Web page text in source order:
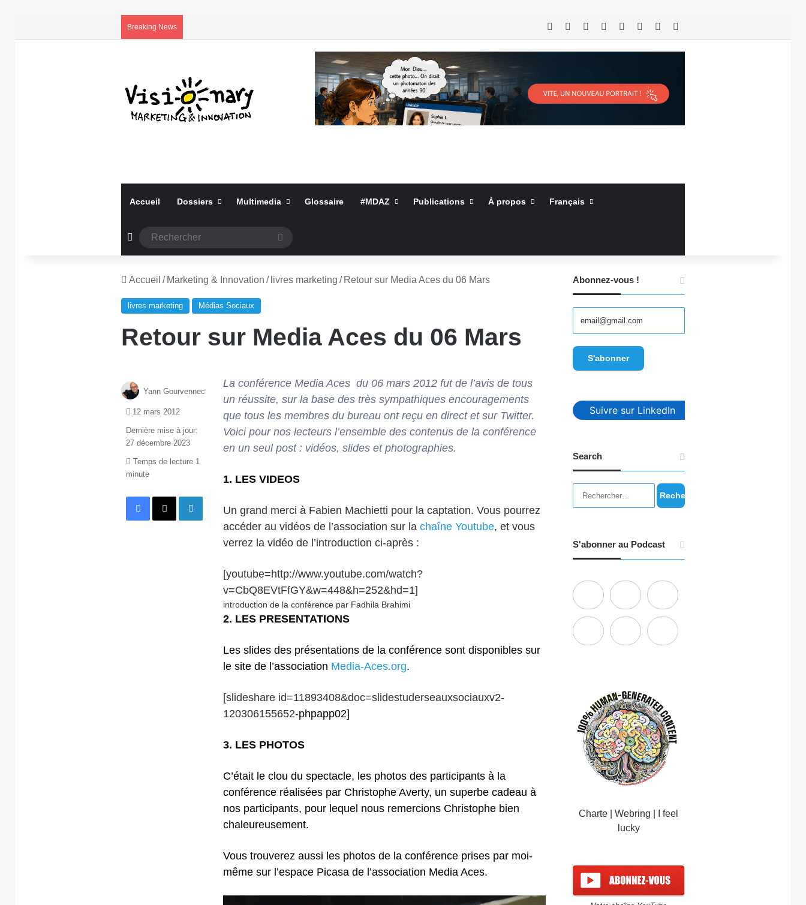
Breaking News RSS Facebook LinkedinYouTubeConnexionArticle Aléatoire
Accueil Dossiers Multimedia Glossaire #MDAZ Publications À propos Français
Article Aléatoire
Accueil / Marketing & Innovation / livres marketing / Retour sur Media Aces du 06 Mars
livres marketing Médias Sociaux
Retour sur Media Aces du 06 Mars
La conférence Media Aces du 06 mars 2012fut de l’avis de tous
un réussite, sur la base des très sympathiques encouragements
que tous les membres du bureau ont reçu en direct et sur Twitter.
Voici pour nos lecteurs l’ensemble des contenus de la conférence
en un seul post : vidéos, slides et photographies.
1. LES VIDEOS
Un grand merci à Fabien Machietti pour la captation. Vous pourrez
accéder au vidéos de l’association sur la chaîne Youtube, et vous
verrez la vidéo de l’introduction ci-après :
[youtube=http://www.youtube.com/watch?
v=CbQ8EVtFfGY&w=448&h=252&hd=1]
introduction de la conférence par Fadhila Brahimi
2. LES PRESENTATIONS
Les slides des présentations de la conférence sont disponibles sur
le site de l’association Media-Aces.org.
[slideshare id=11893408&doc=slidestuderseauxsociauxv2-
120306155652-phpapp02]
3. LES PHOTOS
C’était le clou du spectacle, les photos des participants à la
conférenceréalisées par Christophe Averty, un superbe cadeau à
nos participants, pour lequel nous remercions Christophe bien
chaleureusement.
Vous trouverez aussi les photos de la conférence prises par moi-
même sur l’espace Picasa de l’association Media Aces.
Yann Gourvennec
12 mars 2012
Dernière mise à jour:
27 décembre 2023
Temps de lecture 1
minute
Facebook
X Linkedin
Abonnez-vous !
Suivre sur LinkedIn
Search
Rechercher :
S'abonner au Podcast
Charte |Webring
I feel
lucky